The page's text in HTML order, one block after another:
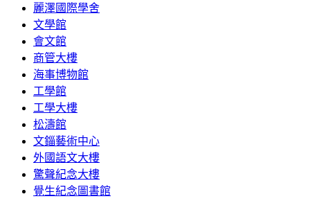
麗澤國際學舍
文學館
會文館
商管大樓
海事博物館
工學館
工學大樓
松濤館
文錙藝術中心
外國語文大樓
驚聲紀念大樓
覺生紀念圖書館